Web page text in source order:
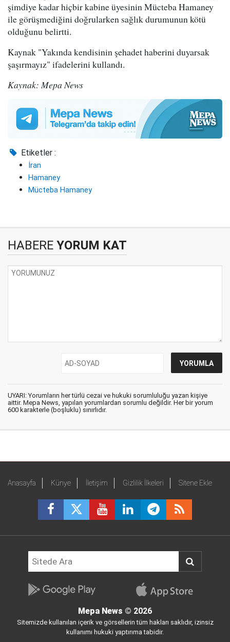
şimdiye kadar hiçbir kabine üyesinin Mücteba Hamaney
ile görüşmediğini doğrularken sağlık durumunun kötü
olduğunu belirtti.
Kaynak "Yakında kendisinin şehadet haberini duyarsak
şaşırmayız" ifadelerini kullandı.
Kaynak: Mepa News
Etiketler :
İran
Hamaney
Mücteba Hamaney
HABERE YORUM KAT
UYARI: Yorumların her türlü cezai ve hukuki sorumluluğu yazan kişiye
aittir. Mepa News, yapılan yorumlardan sorumlu değildir. Her bir yorum
600 karakterle (boşluklu) sınırlıdır.
Anasayfa Künye İletişim Gizlilik İlkeleri Sitene Ekle
Mepa News © 2026
Sitemizde kullanılan içerik ve görsellerin tüm hakları saklıdır, izinsiz
kullanımı hukuki yaptırıma tabidir.